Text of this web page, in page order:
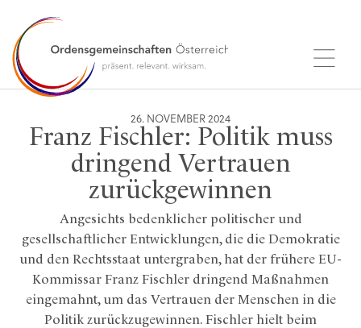
26. NOVEMBER 2024
Franz Fischler: Politik muss
dringend Vertrauen
zurückgewinnen
Angesichts bedenklicher politischer und
gesellschaftlicher Entwicklungen, die die Demokratie
und den Rechtsstaat untergraben, hat der frühere EU-
Kommissar Franz Fischler dringend Maßnahmen
eingemahnt, um das Vertrauen der Menschen in die
Politik zurückzugewinnen. Fischler hielt beim